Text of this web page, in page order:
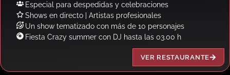
Especial para despedidas y celebraciones
Shows en directo | Artistas profesionales
Un show tematizado con más de 10 personajes
Fiesta Crazy summer con DJ hasta las 03.00 h
VER RESTAURANTE